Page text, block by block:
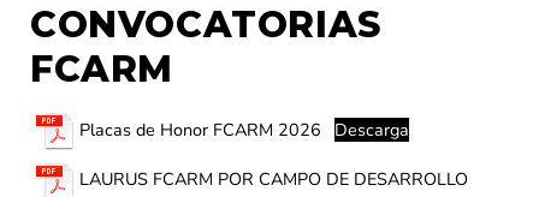
CONVOCATORIAS
FCARM
Placas de Honor FCARM 2026 Descarga
LAURUS FCARM POR CAMPO DE DESARROLLO